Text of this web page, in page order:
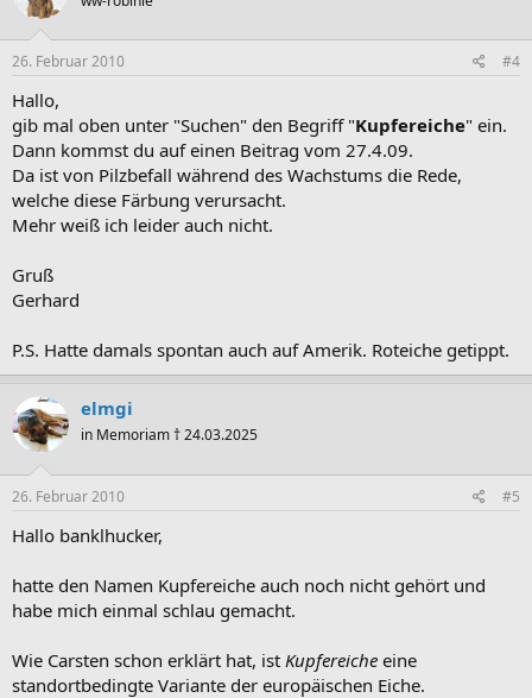
26. Februar 2010 #4
Hallo,
gib mal oben unter "Suchen" den Begriff "Kupfereiche" ein.
Dann kommst du auf einen Beitrag vom 27.4.09.
Da ist von Pilzbefall während des Wachstums die Rede,
welche diese Färbung verursacht.
Mehr weiß ich leider auch nicht.
Gruß
Gerhard
P.S. Hatte damals spontan auch auf Amerik. Roteiche getippt.
elmgi
in Memoriam † 24.03.2025
26. Februar 2010 #5
Hallo banklhucker,
hatte den Namen Kupfereiche auch noch nicht gehört und
habe mich einmal schlau gemacht.
Wie Carsten schon erklärt hat, ist Kupfereiche eine
standortbedingte Variante der europäischen Eiche.